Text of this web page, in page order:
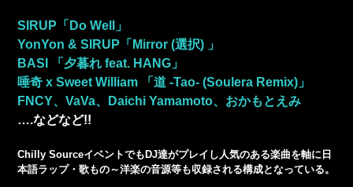
SIRUP「Do Well」
YonYon & SIRUP「Mirror (選択) 」
BASI 「夕暮れ feat. HANG」
唾奇 x Sweet William 「道 -Tao- (Soulera Remix)」
FNCY、VaVa、Daichi Yamamoto、おかもとえみ
….などなど!!
Chilly SourceイベントでもDJ達がプレイし人気のある楽曲を軸に日
本語ラップ・歌もの～洋楽の音源等も収録される構成となっている。